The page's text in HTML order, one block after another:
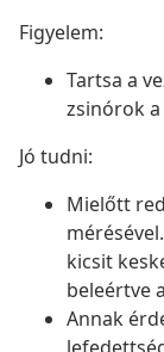
Figyelem:
Tartsa a
zsinórok
Jó tudni:
Mielőtt
kicsit
beleértve
Annak